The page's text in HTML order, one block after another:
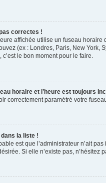
correctes !
affichée utilise un fuseau
(ex : Londres, Paris, New York,
c’est le bon moment pour le faire.
horaire et l’heure est toujours
correctement paramétré votre
dans la liste !
est que l’administrateur n’ait
Si elle n’existe pas,